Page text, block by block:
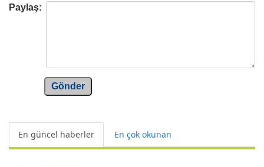
Paylaş:
Gönder
En güncel haberler En çok okunan